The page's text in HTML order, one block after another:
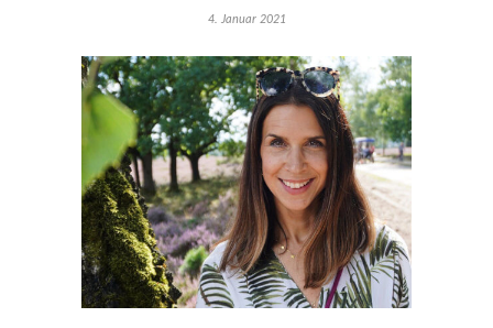
4. Januar 2021